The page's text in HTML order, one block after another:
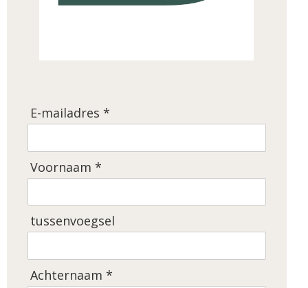
E-mailadres *
Voornaam *
tussenvoegsel
Achternaam *